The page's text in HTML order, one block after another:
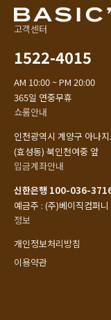
고객센터
1522-4015
AM 10:00 ~ PM 20:00
365일 연중무휴
쇼룸안내
인천광역시 계양구 아나
(효성동) 북인천여중 앞
입금계좌안내
신한은행 100-036-
예금주 : (주)베이직컴퍼니
정보
개인정보처리방침
이용약관